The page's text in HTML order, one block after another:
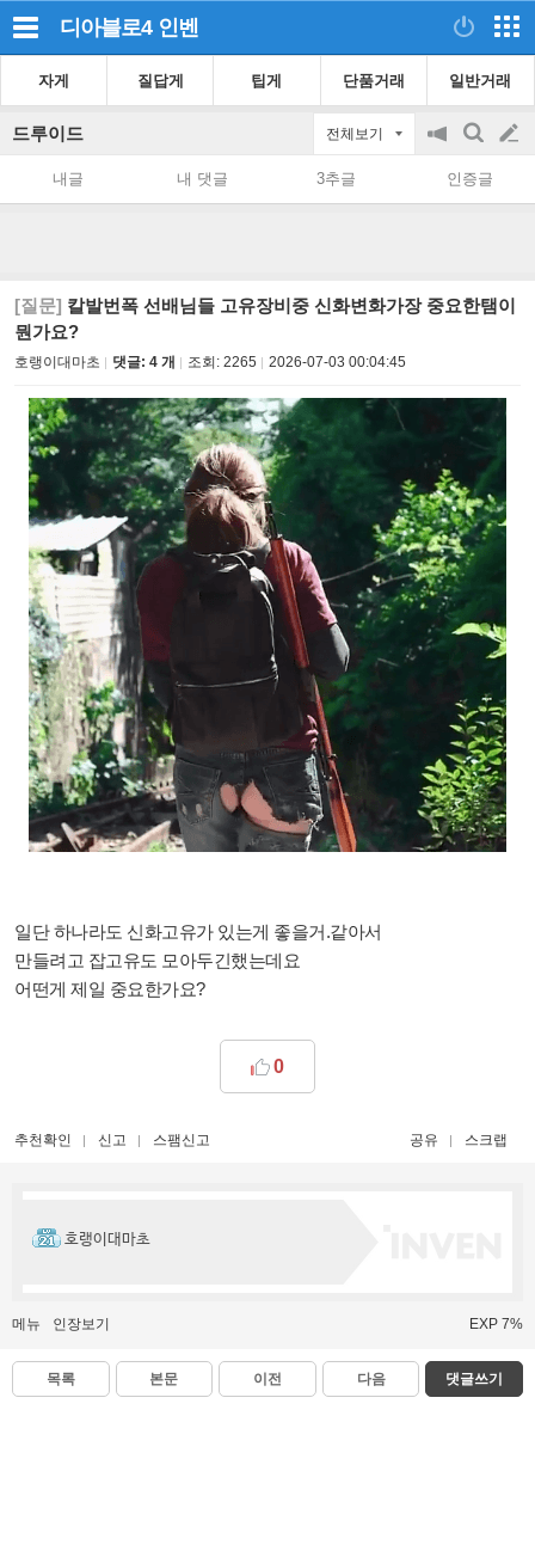
디아블로4 인벤
자게 질답게 팁게 단품거래 일반거래
드루이드 전체보기
공
on/off
검
색
글
쓰
내글 내 댓글 3추글 인증글
[질문] 칼발번폭 선배님들 고유장비중 신화변화가장 중요한탬이
뭔가요?
호랭이대마초 댓글: 4 개 조회: 2265 2026-07-03 00:04:45
일단 하나라도 신화고유가 있는게 좋을거.같아서
만들려고 잡고유도 모아두긴했는데요
어떤게 제일 중요한가요?
0
추천확인 신고 스팸신고 공유 스크랩
호랭이대마초
메뉴 인장보기 EXP 7%
목록 본문 이전 다음 댓글쓰기